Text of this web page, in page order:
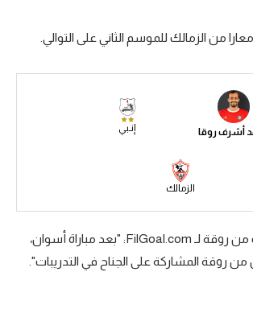
من الزمالك للموسم الثاني على التوالي.
أشرف روقا إنـبي
الزمالك
وقال مصدر مقرب من روقة لـ FilGoal.com: "بعد مباراة أسوان،
روقة المشاركة على الجناح في التدريبات".